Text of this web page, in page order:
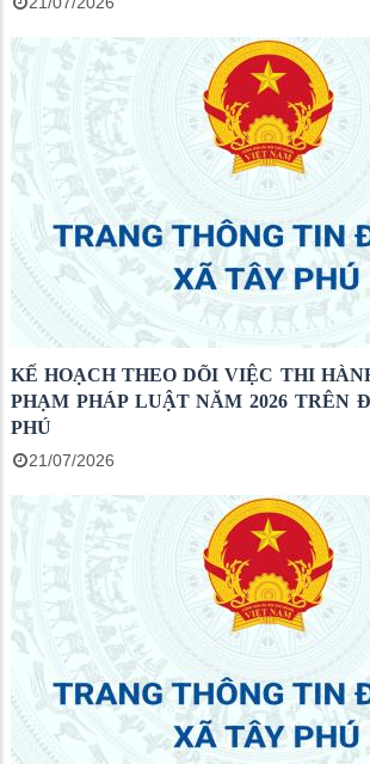
KẾ HOẠCH THEO DÕI VIỆC THI
PHẠM PHÁP LUẬT NĂM 2026 TRÊN
PHÚ
21/07/2026